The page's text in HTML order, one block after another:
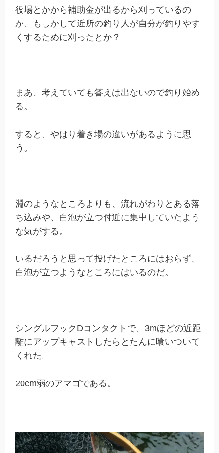
役場とかから補助金が出るから刈っているの
か、もしかして近所の釣り人が自分が釣りやす
くするために刈ったとか？
まあ、考えていても答えは出ないので釣り始め
る。
すると、やはり着き場の違いがあるように思
う。
淵のようなところよりも、流れがわりとある落
ち込みや、白泡が立つ付近に集中していたよう
な気がする。
いるだろうと思って投げたところにはおらず、
白泡が立つようなところにはいるのだ。
シングルフックDコンタクトで、3mほどの近距
離にアップキャストしたらとたんに喰いついて
くれた。
20cm弱のアマゴである。